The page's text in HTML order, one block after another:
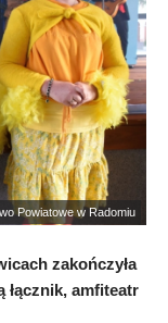
Powiatowe w Radomiu
zakończyła
łącznik, amfiteatr